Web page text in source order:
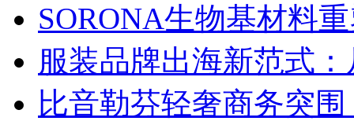
SORONA生物基材料
服装品牌出海新范式
比音勒芬轻奢商务突